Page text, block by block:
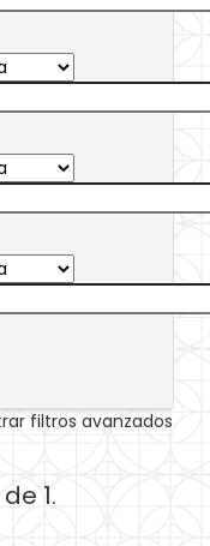
filtros avanzados
1.